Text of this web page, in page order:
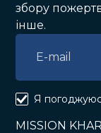
збору пожертв,
інше.
Я
MISSION